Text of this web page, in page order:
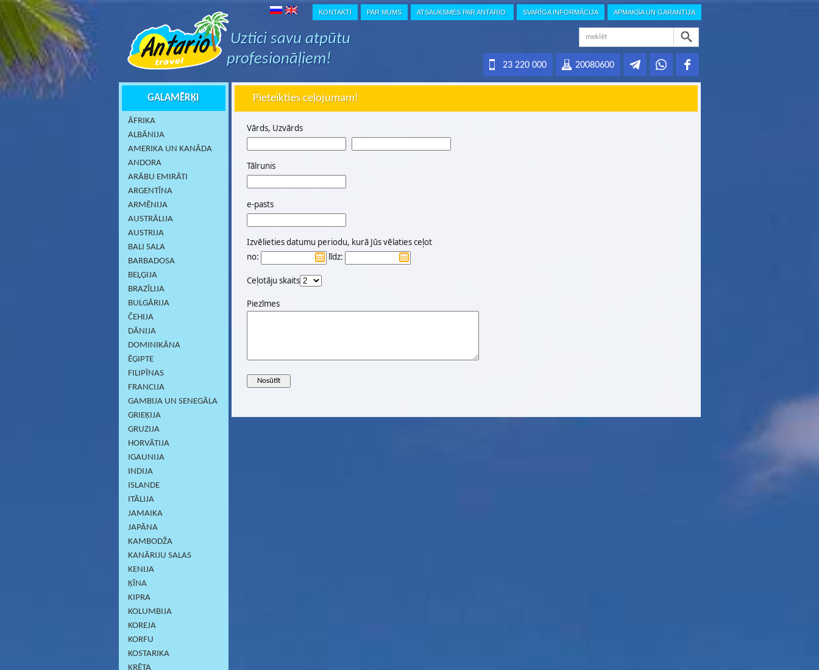
KONTAKTI PAR MUMS ATSAUKSMES PAR ANTARIO SVARĪGA INFORMĀCIJA APMAKSA UN GARANTIJA
Uztici savu atpūtu
profesionāļiem!
20080600
23 220 000
GALAMĒRĶI
ĀFRIKA
ALBĀNIJA
AMERIKA UN KANĀDA
ANDORA
ARĀBU EMIRĀTI
ARGENTĪNA
ARMĒNIJA
AUSTRĀLIJA
AUSTRIJA
BALI SALA
BARBADOSA
BEĻĢIJA
BRAZĪLIJA
BULGĀRIJA
ČEHIJA
DĀNIJA
DOMINIKĀNA
ĒĢIPTE
FILIPĪNAS
FRANCIJA
GAMBIJA UN SENEGĀLA
GRIEĶIJA
GRUZIJA
HORVĀTIJA
IGAUNIJA
INDIJA
ISLANDE
ITĀLIJA
JAMAIKA
JAPĀNA
KAMBODŽA
KANĀRIJU SALAS
KENIJA
ĶĪNA
KIPRA
KOLUMBIJA
KOREJA
KORFU
KOSTARIKA
KRĒTA
Pieteikties ceļojumam!
Vārds, Uzvārds
Tālrunis
e-pasts
Izvēlieties datumu periodu, kurā Jūs vēlaties ceļot
no:
līdz:
Ceļotāju skaits
Piezīmes